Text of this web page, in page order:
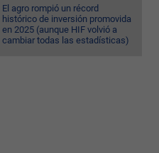
El agro rompió un récord
histórico de inversión promovida
en 2025 (aunque HIF volvió a
cambiar todas las estadísticas)